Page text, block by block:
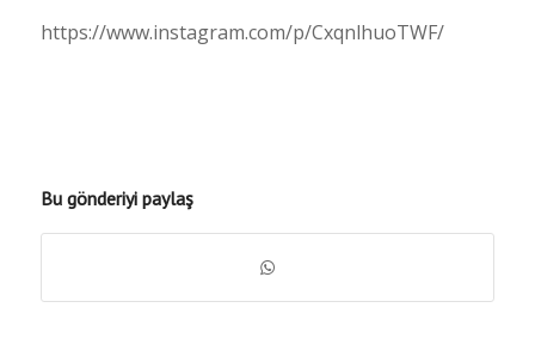
https://www.instagram.com/p/CxqnlhuoTWF/
Bu gönderiyi paylaş